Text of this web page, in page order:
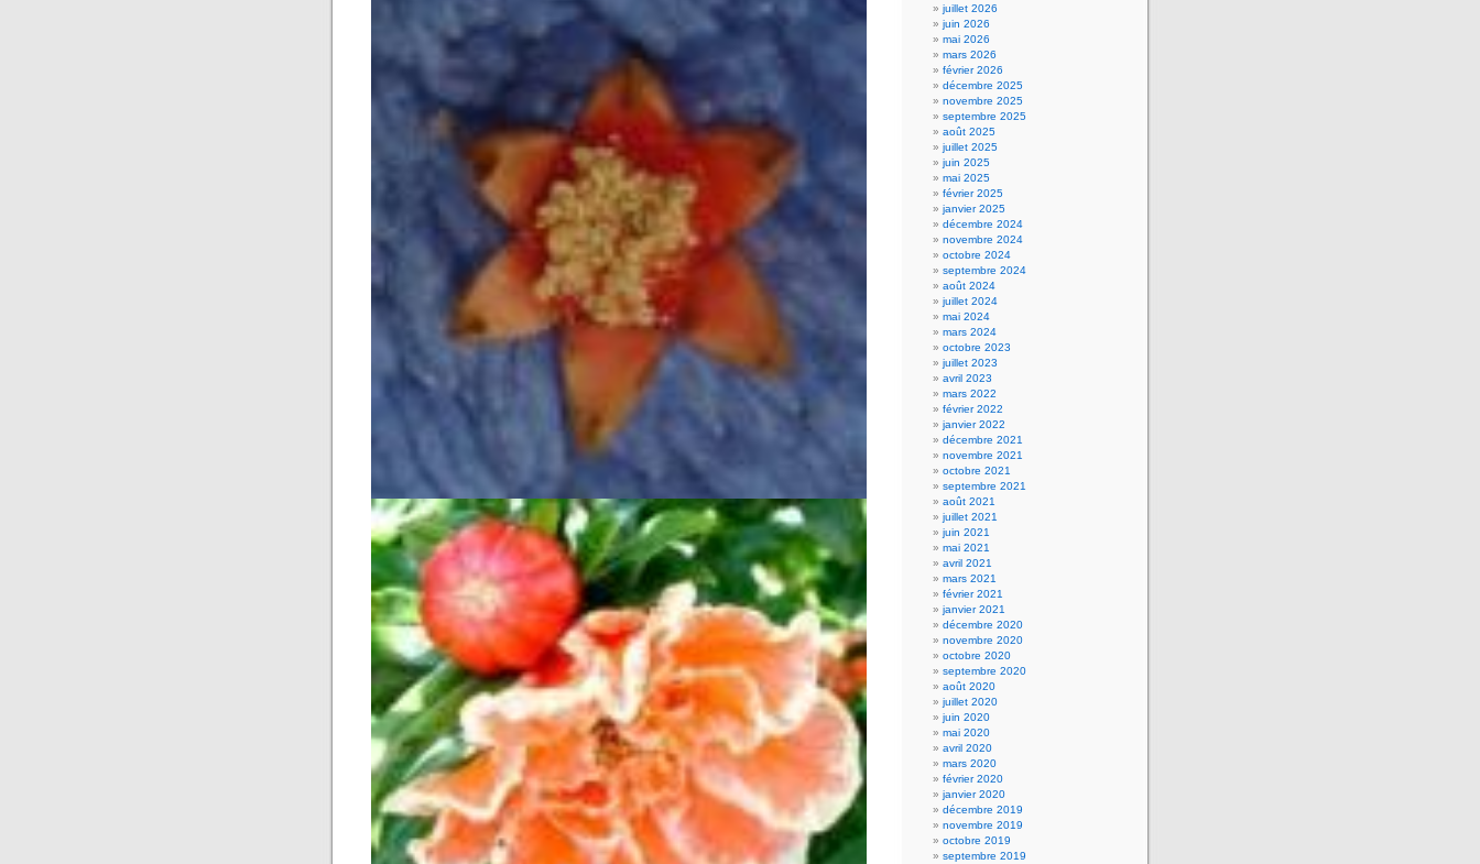
juillet 2026
juin 2026
mai 2026
mars 2026
février 2026
décembre 2025
novembre 2025
septembre 2025
août 2025
juillet 2025
juin 2025
mai 2025
février 2025
janvier 2025
décembre 2024
novembre 2024
octobre 2024
septembre 2024
août 2024
juillet 2024
mai 2024
mars 2024
octobre 2023
juillet 2023
avril 2023
mars 2022
février 2022
janvier 2022
décembre 2021
novembre 2021
octobre 2021
septembre 2021
août 2021
juillet 2021
juin 2021
mai 2021
avril 2021
mars 2021
février 2021
janvier 2021
décembre 2020
novembre 2020
octobre 2020
septembre 2020
août 2020
juillet 2020
juin 2020
mai 2020
avril 2020
mars 2020
février 2020
janvier 2020
décembre 2019
novembre 2019
octobre 2019
septembre 2019